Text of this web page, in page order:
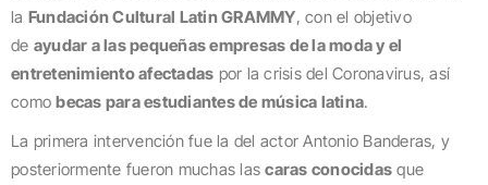
la Fundación Cultural Latin GRAMMY, con el objetivo
de ayudar a las pequeñas empresas de la moda y el
entretenimiento afectadas por la crisis del Coronavirus, así
comobecas para estudiantes de música latina.
La primera intervención fue la del actor Antonio Banderas, y
posteriormente fueron muchas lascaras conocidas que